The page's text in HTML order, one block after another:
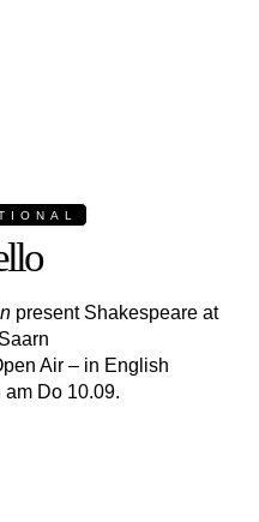
present Shakespeare at
Air – in English
am Do 10.09.